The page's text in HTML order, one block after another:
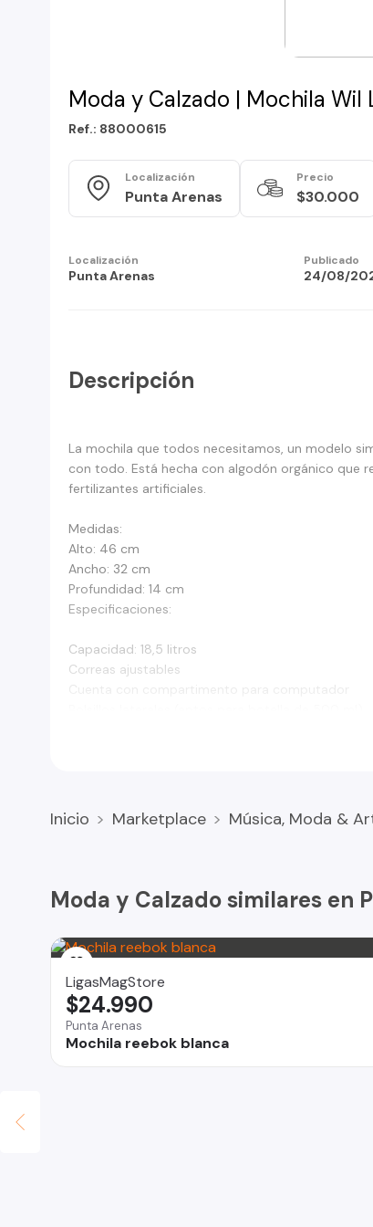
Moda y Calzado | Mochila Wil
Ref.: 88000615
Localización
Punta Arenas
Precio
$30.000
Localización
Punta Arenas
Publicado
24/08/
Descripción
La mochila que todos necesitamos, un modelo
con todo. Está hecha con algodón orgánico que
fertilizantes artificiales.
Medidas:
Alto: 46 cm
Ancho: 32 cm
Profundidad: 14 cm
Especificaciones:
Capacidad: 18,5 litros
Correas ajustables
Lavar por el reverso con agua fría y detergente
delicadas usar bolsa de malla. No estrujar, no
Inicio Marketplace Música, Moda &
Moda y Calzado similares en
LigasMagStore
Punta Arenas
Mochila reebok blanca
$24.990